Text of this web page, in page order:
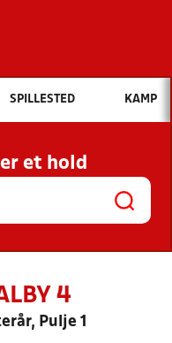
Hvad vil du søge efter?
OG NYHEDER
KLUBBER OG
SPILLESTED KAMP
et hold
4
Pulje 1